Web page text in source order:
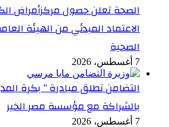
الصحة تعلن حصول مركزأمراض
الاعتماد المبدئي من الهيئة
الصحية
7 أغسطس، 2026
التضامن تطلق مبادرة ” بكرة
بالشراكة مع مؤسسة مصر الخير
7 أغسطس، 2026